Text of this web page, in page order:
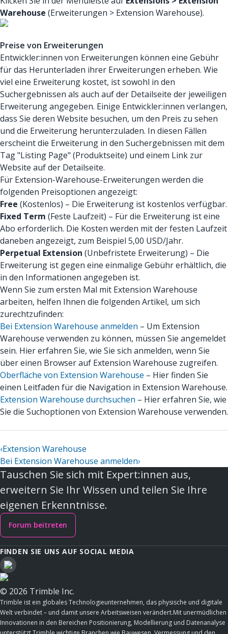
Warehouse (Erweiterungen > Extension Warehouse).
Preise von Erweiterungen
Entwickler:innen von Erweiterungen können eine Gebühr
für das Herunterladen ihrer Erweiterungen erheben. Wie
viel eine Erweiterung kostet, ist sowohl in den
Suchergebnissen als auch auf der Detailseite der jeweiligen
Erweiterung angegeben. Einige Entwickler:innen verlangen,
dass Sie deren Website besuchen, um den Preis zu sehen
und die Erweiterung herunterzuladen. In diesen Fällen
erscheint die Erweiterung in den Suchergebnissen mit dem
Tag "Listing Page" (Produktseite) und einem Link zur
Website auf der Detailseite.
Für Extension-Warehouse-Erweiterungen werden die
folgenden Preisoptionen angezeigt:
Free (Kostenlos) – Die Erweiterung ist kostenlos verfügbar.
Fixed Term (Feste Laufzeit) – Für die Erweiterung ist eine
Abo erforderlich. Die Kosten werden mit der festen Laufzeit
daneben angezeigt, zum Beispiel 5,00 USD/Jahr.
Perpetual Extension (Unbefristete Erweiterung) – Die
Erweiterung ist gegen eine einmalige Gebühr erhältlich, die
in den Informationen angegeben ist.
Wenn Sie zum ersten Mal mit Extension Warehouse
arbeiten, helfen Ihnen die folgenden Artikel, um sich
zurechtzufinden:
Bei Extension Warehouse anmelden – Um Extension
Warehouse verwenden zu können, müssen Sie angemeldet
sein. Hier erfahren Sie, wie Sie sich anmelden, wenn Sie
über einen Browser auf Extension Warehouse zugreifen.
Oberfläche von Extension Warehouse – Hier finden Sie
einen Leitfaden für die Navigation in Extension Warehouse.
Extension Warehouse durchsuchen – Hier erfahren Sie, wie
Sie die Suchoptionen von Extension Warehouse verwenden.
‹Extension Warehouse
Bei Extension Warehouse anmelden›
Tauschen Sie sich mit Expert:innen aus,
erweitern Sie Ihr Wissen und teilen Sie Ihre
eigenen Erkenntnisse.
Forum beitreten
FINDEN SIE UNS AUF SOCIAL MEDIA
© 2026 Trimble Inc.
Trimble ist ein globales Technologieunternehmen, das physische und digitale
Welt verbindet – und damit unsere Arbeitsweisen verändert.Mit unermüdlichen
Innovationen in den Bereichen Positionierung, Modellierung und Datenanalyse